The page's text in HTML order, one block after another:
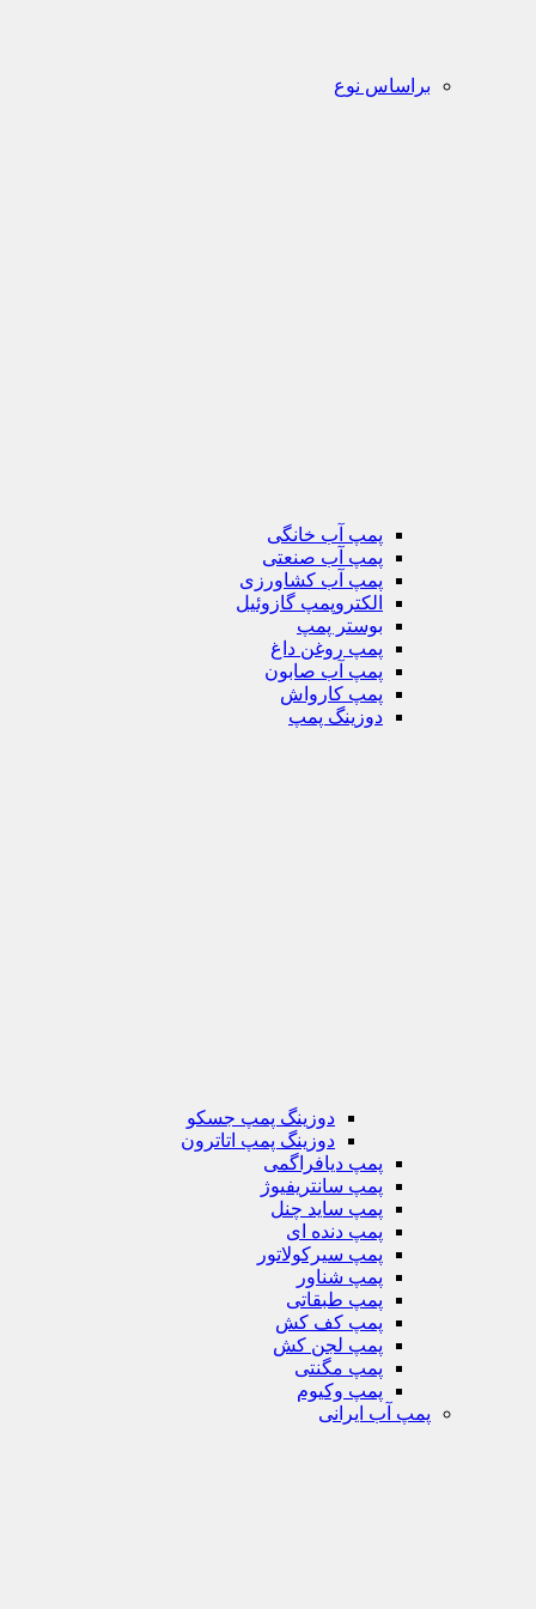
براساس نوع
پمپ آب خانگی
پمپ آب صنعتی
پمپ آب کشاورزی
الکتروپمپ گازوئیل
بوستر پمپ
پمپ روغن داغ
پمپ آب صابون
پمپ کارواش
دوزینگ پمپ
دوزینگ پمپ جسکو
دوزینگ پمپ اتاترون
پمپ دیافراگمی
پمپ سانتریفیوژ
پمپ ساید چنل
پمپ دنده ای
پمپ سیرکولاتور
پمپ شناور
پمپ طبقاتی
پمپ کف کش
پمپ لجن کش
پمپ مگنتی
پمپ وکیوم
پمپ آب ایرانی